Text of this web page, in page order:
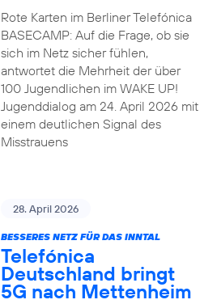
Rote Karten im Berliner Telefónica
BASECAMP: Auf die Frage, ob sie
sich im Netz sicher fühlen,
antwortet die Mehrheit der über
100 Jugendlichen im WAKE UP!
Jugenddialog am 24. April 2026 mit
einem deutlichen Signal des
Misstrauens
28. April 2026
BESSERES NETZ FÜR DAS INNTAL
Telefónica
Deutschland bringt
5G nach Mettenheim